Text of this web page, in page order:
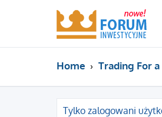
Home Trading For
Tylko zalogowani